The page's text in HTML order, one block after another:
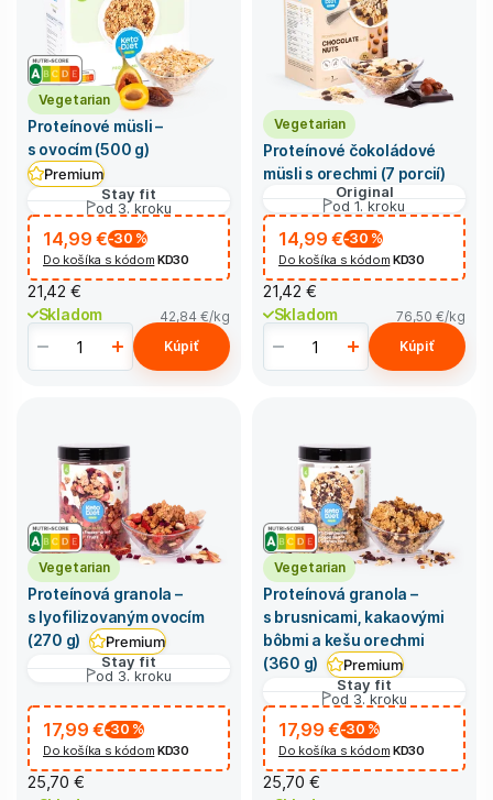
Vegetarian
Proteínové müsli –
s ovocím (500 g)
Premium
Stay fit
od 3. kroku
14,99 €-30 %
Do košíka s kódom KD30
21,42 €
Skladom 42,84 €/kg
Kúpiť
Vegetarian
Proteínové čokoládové
müsli s orechmi (7 porcií)
Original
od 1. kroku
14,99 €-30 %
Do košíka s kódom KD30
21,42 €
Skladom 76,50 €/kg
Kúpiť
Vegetarian
Proteínová granola –
s lyofilizovaným ovocím
(270 g)
Premium
Stay fit
od 3. kroku
17,99 €-30 %
Do košíka s kódom KD30
25,70 €
Vegetarian
Proteínová granola –
s brusnicami, kakaovými
bôbmi a kešu orechmi
(360 g)
Premium
Stay fit
od 3. kroku
17,99 €-30 %
Do košíka s kódom KD30
25,70 €